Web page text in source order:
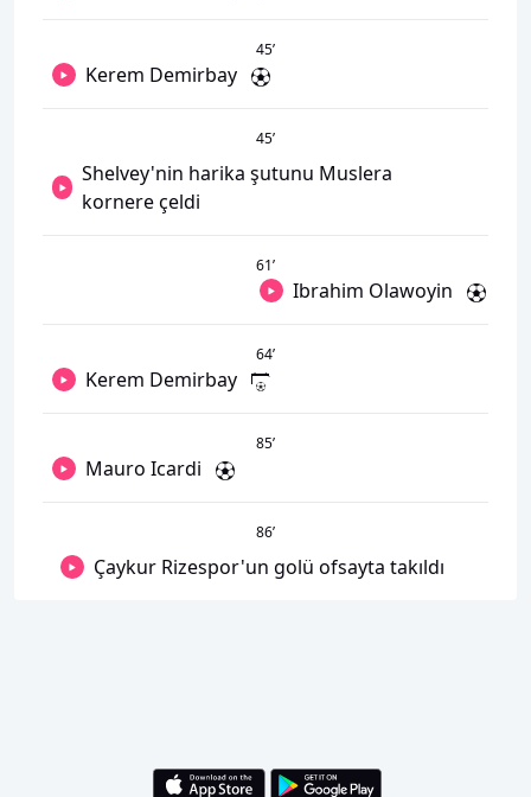
45’
Kerem Demirbay
45’
Shelvey'nin harika şutunu Muslera
kornere çeldi
61’
Ibrahim Olawoyin
64’
Kerem Demirbay
85’
Mauro Icardi
86’
Çaykur Rizespor'un golü ofsayta takıldı